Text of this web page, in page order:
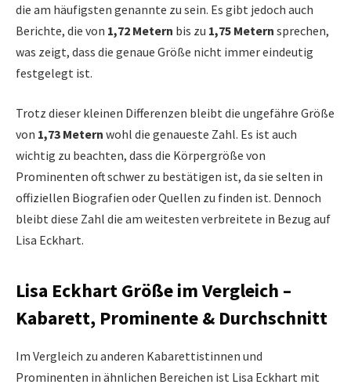
die am häufigsten genannte zu sein. Es gibt jedoch auch
Berichte, die von 1,72 Metern bis zu 1,75 Metern sprechen,
was zeigt, dass die genaue Größe nicht immer eindeutig
festgelegt ist.
Trotz dieser kleinen Differenzen bleibt die ungefähre Größe
von 1,73 Metern wohl die genaueste Zahl. Es ist auch
wichtig zu beachten, dass die Körpergröße von
Prominenten oft schwer zu bestätigen ist, da sie selten in
offiziellen Biografien oder Quellen zu finden ist. Dennoch
bleibt diese Zahl die am weitesten verbreitete in Bezug auf
Lisa Eckhart.
Lisa Eckhart Größe im Vergleich –
Kabarett, Prominente & Durchschnitt
Im Vergleich zu anderen Kabarettistinnen und
Prominenten in ähnlichen Bereichen ist Lisa Eckhart mit